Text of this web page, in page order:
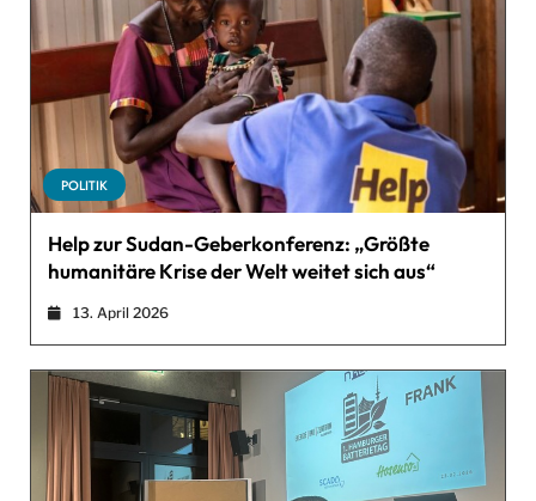
POLITIK
Help zur Sudan-Geberkonferenz: „Größte
humanitäre Krise der Welt weitet sich aus“
13. April 2026